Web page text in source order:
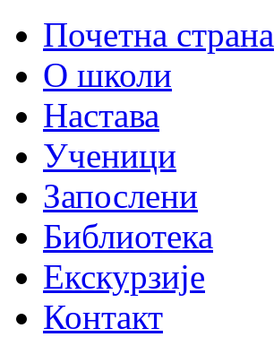
Почетна страна
О школи
Настава
Ученици
Запослени
Библиотека
Екскурзије
Контакт